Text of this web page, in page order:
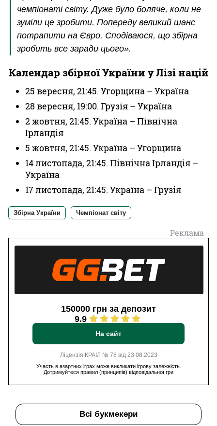
чемпіонаті світу. Дуже було боляче, коли не
зуміли це зробити. Попереду великий шанс
потрапити на Євро. Сподіваюся, що збірна
зробить все заради цього».
Календар збірної України у Лізі націй
25 вересня, 21:45. Угорщина – Україна
28 вересня, 19:00. Грузія – Україна
2 жовтня, 21:45. Україна – Північна
Ірландія
5 жовтня, 21:45. Україна – Угорщина
14 листопада, 21:45. Північна Ірландія –
Україна
17 листопада, 21:45. Україна – Грузія
Збірна України Чемпіонат світу
Реклама
150000 грн за депозит
9.9
На сайт
Ліцензія КРАІЛ № 78 від 23.08.2023
Участь в азартних іграх може викликати ігрову залежність.
Дотримуйтеся правил (принципів) відповідальної гри
Всі букмекери